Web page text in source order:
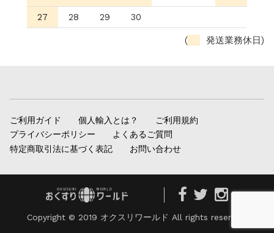
27
28 29 30
( 発送業務休日)
ご利用ガイド 個人輸入とは？
ご利用規約
プライバシーポリシー
よくあるご質問
特定商取引法に基づく表記
お問い合わせ
Copyright © 2019 オクスリワールド All rights reserved.